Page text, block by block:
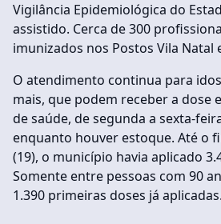
Vigilância Epidemiológica do
assistido. Cerca de 300
imunizados nos Postos Vila Natal
O atendimento continua para
mais, que podem receber a dose
de saúde, de segunda a sexta-
enquanto houver estoque. Até o
(19), o município havia aplicado
Somente entre pessoas com 90
1.390 primeiras doses já aplicadas.